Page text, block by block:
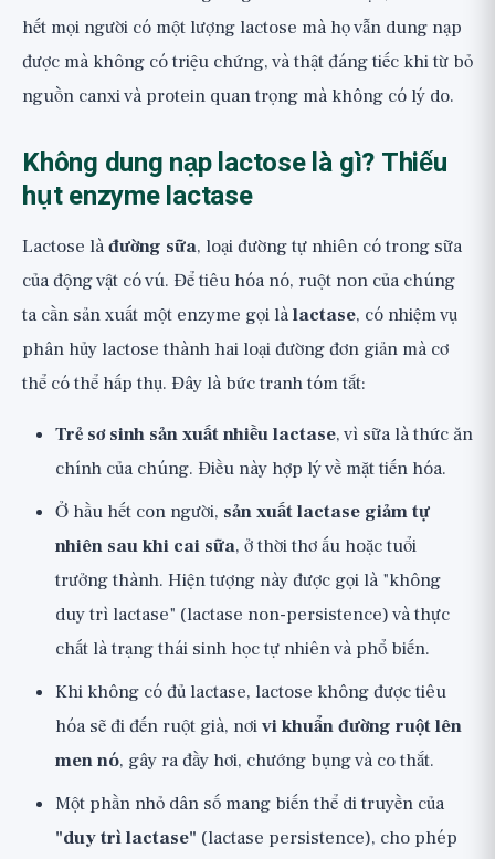
Khi nào nên gặp bác sĩ: Lưu ý sức khỏe
quan trọng
Tổng kết: Cách tiếp cận trung thực với
hết mọi người có một lượng lactose mà họ vẫn dung nạp
được mà không có triệu chứng, và thật đáng tiếc khi từ bỏ
nguồn canxi và protein quan trọng mà không có lý do.
Không dung nạp lactose là gì? Thiếu
hụt enzyme lactase
Lactose làđường sữa, loại đường tự nhiên có trong sữa
của động vật có vú. Để tiêu hóa nó, ruột non của chúng
ta cần sản xuất một enzyme gọi làlactase, có nhiệm vụ
phân hủy lactose thành hai loại đường đơn giản mà cơ
thể có thể hấp thụ. Đây là bức tranh tóm tắt:
Trẻ sơ sinh sản xuất nhiều lactase, vì sữa là thức ăn
chính của chúng. Điều này hợp lý về mặt tiến hóa.
Ở hầu hết con người, sản xuất lactase giảm tự
nhiên sau khi cai sữa, ở thời thơ ấu hoặc tuổi
trưởng thành. Hiện tượng này được gọi là "không
duy trì lactase" (lactase non-persistence) và thực
chất là trạng thái sinh học tự nhiên và phổ biến.
Khi không có đủ lactase, lactose không được tiêu
hóa sẽ đi đến ruột già, nơivi khuẩn đường ruột lên
men nó, gây ra đầy hơi, chướng bụng và co thắt.
Một phần nhỏ dân số mang biến thể di truyền của
"duy trì lactase" (lactase persistence), cho phép